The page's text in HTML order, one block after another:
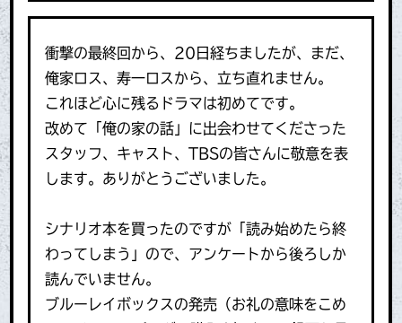
衝撃の最終回から、20日経ちましたが、まだ、
俺家ロス、寿一ロスから、立ち直れません。
これほど心に残るドラマは初めてです。
改めて「俺の家の話」に出会わせてくださった
スタッフ、キャスト、TBSの皆さんに敬意を表
します。ありがとうございました。
シナリオ本を買ったのですが「読み始めたら終
わってしまう」ので、アンケートから後ろしか
読んでいません。
ブルーレイボックスの発売（お礼の意味をこめ